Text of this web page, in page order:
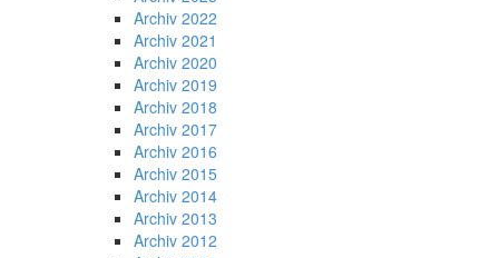
Archiv 2022
Archiv 2021
Archiv 2020
Archiv 2019
Archiv 2018
Archiv 2017
Archiv 2016
Archiv 2015
Archiv 2014
Archiv 2013
Archiv 2012